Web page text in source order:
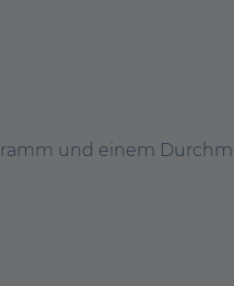
und einem